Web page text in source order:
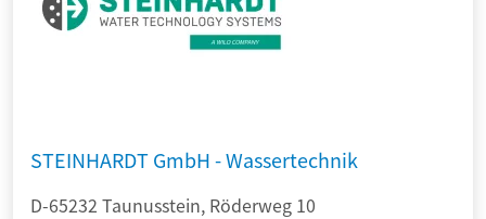
STEINHARDT GmbH - Wassertechnik
D-65232 Taunusstein, Röderweg 10